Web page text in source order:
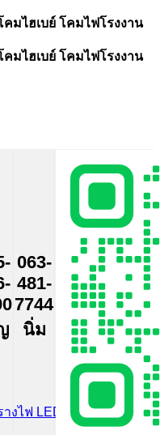
มไฮเบย์ โคมไฟโรงงาน
มไฮเบย์ โคมไฟโรงงาน
งไฟ LED T5
063-
481-
7744
นิ่ม